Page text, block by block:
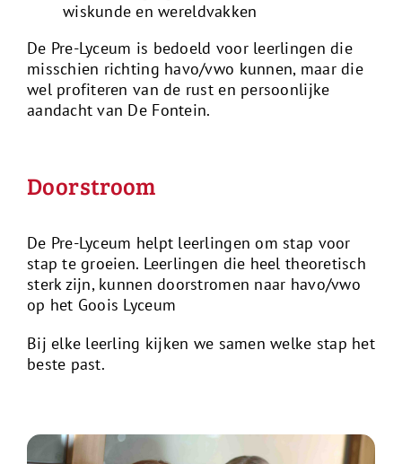
wiskunde en wereldvakken
De Pre-Lyceum is bedoeld voor leerlingen die
misschien richting havo/vwo kunnen, maar die
wel profiteren van de rust en persoonlijke
aandacht van De Fontein.
Doorstroom
De Pre-Lyceum helpt leerlingen om stap voor
stap te groeien. Leerlingen die heel theoretisch
sterk zijn, kunnen doorstromen naar havo/vwo
op het Goois Lyceum
Bij elke leerling kijken we samen welke stap het
beste past.